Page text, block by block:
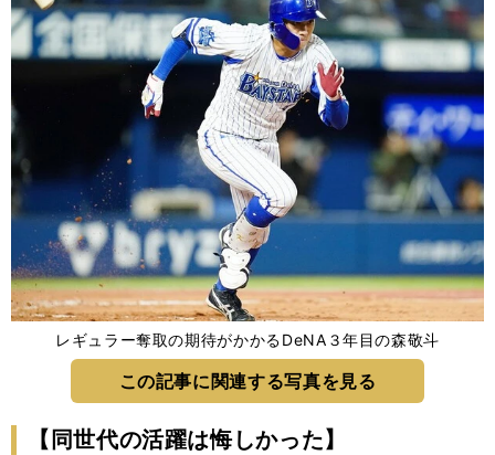
レギュラー奪取の期待がかかるDeNA３年目の森敬斗
この記事に関連する写真を見る
【同世代の活躍は悔しかった】